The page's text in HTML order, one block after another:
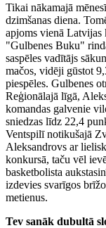
Tikai nākamajā
dzimšanas diena.
apjoms vienā Latvijas
"Gulbenes Buku"
saspēles vadītājs
mačos, vidēji gūstot
piespēles. Gulbenes
Reģionālajā līgā,
komandas galvenie
sniedzas līdz 22,4
Ventspilī notikušajā
Aleksandrovs ar
konkursā, taču vēl
basketbolista
izdevies svarīgos
metienus.
Tev sanāk dubultā